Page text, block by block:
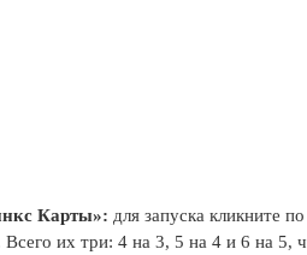
Карты»: для запуска кликните
их три: 4 на 3, 5 на 4 и 6 на 5,